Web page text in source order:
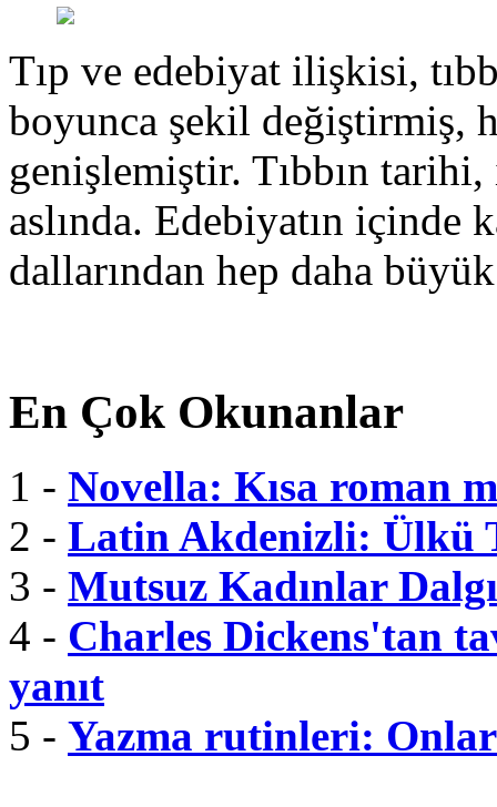
Tıp ve edebiyat ilişkisi,
boyunca şekil değiştirmiş,
genişlemiştir. Tıbbın
aslında. Edebiyatın içinde
dallarından hep daha
En Çok Okunanlar
1 - Novella: Kısa roman
2 - Latin Akdenizli: Ülkü
3 - Mutsuz Kadınlar
4 - Charles Dickens'tan
yanıt
5 - Yazma rutinleri: Onlar